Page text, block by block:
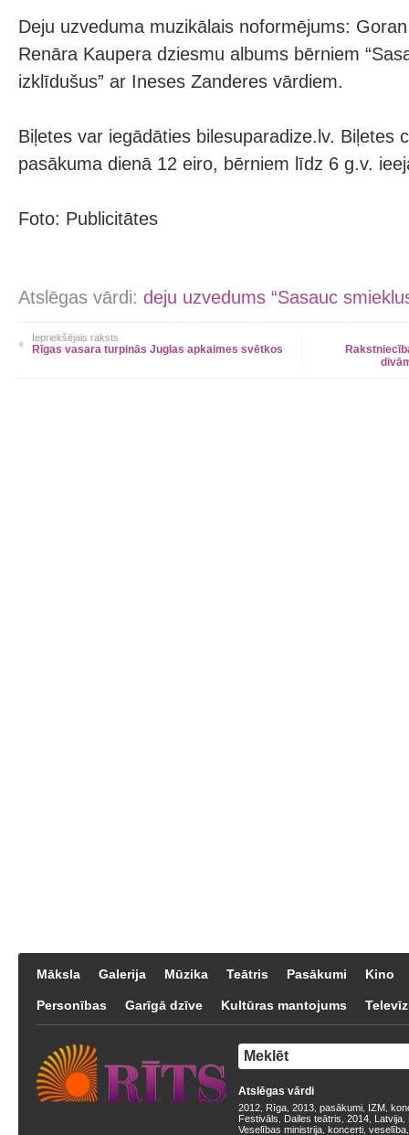
Deju uzveduma muzikālais noformējums:
Renāra Kaupera dziesmu albums bērniem
izklīdušus” ar Ineses Zanderes vārdiem.
Biļetes var iegādāties bilesuparadize.lv. Biļetes
pasākuma dienā 12 eiro, bērniem līdz 6 g.v.
Foto: Publicitātes
Atslēgas vārdi: deju uzvedums “Sasauc
Iepriekšējais raksts
Rīgas vasara turpinās Juglas apkaimes svētkos
Māksla Galerija Mūzika Teātris Pasākumi Kino
Personības Garīgā dzīve Kultūras mantojums
Atslēgas vārdi
2012 Rīga 2013 pasākumi IZM
Festivāls
Dailes teātris 2014 Latvija
Veselības ministrija koncerti veselība